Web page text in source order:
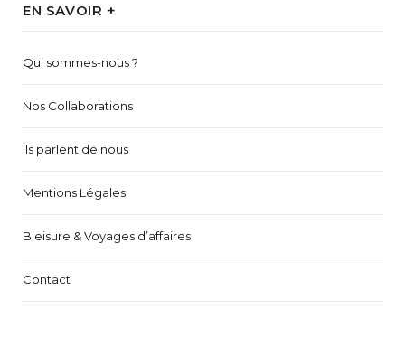
EN SAVOIR +
Qui sommes-nous ?
Nos Collaborations
Ils parlent de nous
Mentions Légales
Bleisure & Voyages d’affaires
Contact